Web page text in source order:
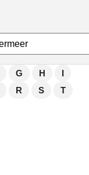
G H
I
R S
T